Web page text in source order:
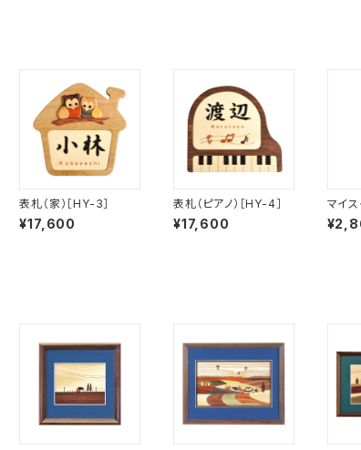
表札（家）［HY-3］
¥17,600
表札（ピアノ）［HY-4］
¥17,600
マイ
標準（